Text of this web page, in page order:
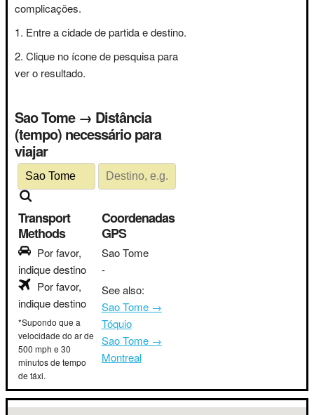
complicações.
Entre a cidade de partida e destino.
Clique no ícone de pesquisa para
ver o resultado.
Sao Tome → Distância
(tempo) necessário para
viajar
Transport
Methods
Por favor,
indique destino
Por favor,
indique destino
*Supondo que a
velocidade do ar de
500 mph e 30
minutos de tempo
de táxi.
Coordenadas
GPS
Sao Tome
-
See also:
Sao Tome →
Tóquio
Sao Tome →
Montreal